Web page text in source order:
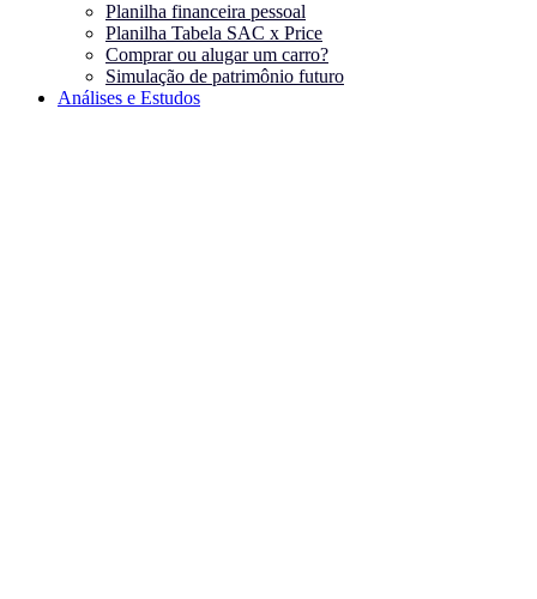
Planilha financeira pessoal
Planilha Tabela SAC x Price
Comprar ou alugar um carro?
Simulação de patrimônio futuro
Análises e Estudos